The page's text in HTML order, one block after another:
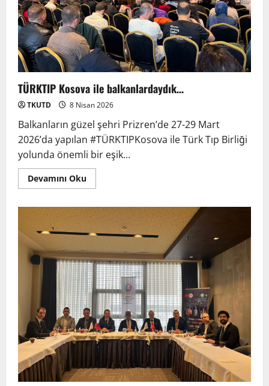
TÜRKTIP Kosova ile balkanlardaydık…
TKUTD 8 Nisan 2026
Balkanların güzel şehri Prizren’de 27-29 Mart
2026’da yapılan #TÜRKTIPKosova ile Türk Tıp Birliği
yolunda önemli bir eşik...
Devamını Oku